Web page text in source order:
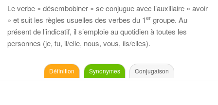
Le verbe « désembobiner » se conjugue avec l’auxiliaire « avoir
» et suit les règles usuelles des verbes du 1er groupe. Au
présent de l’indicatif, il s’emploie au quotidien à toutes les
personnes (je, tu, il/elle, nous, vous, ils/elles).
Définition Synonymes Conjugaison